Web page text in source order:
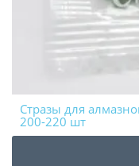
Стразы для
200-220 шт